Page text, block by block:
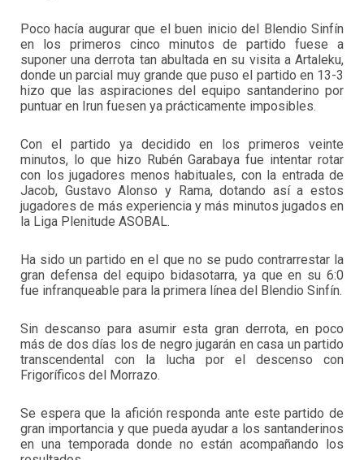
Poco hacía augurar que el buen inicio del Blendio Sinfín
en los primeros cinco minutos de partido fuese a
suponer una derrota tan abultada en su visita a Artaleku,
donde un parcial muy grande que puso el partido en 13-3
hizo que las aspiraciones del equipo santanderino por
puntuar en Irun fuesen ya prácticamente imposibles.
Con el partido ya decidido en los primeros veinte
minutos, lo que hizo Rubén Garabaya fue intentar rotar
con los jugadores menos habituales, con la entrada de
Jacob, Gustavo Alonso y Rama, dotando así a estos
jugadores de más experiencia y más minutos jugados en
la Liga Plenitude ASOBAL.
Ha sido un partido en el que no se pudo contrarrestar la
gran defensa del equipo bidasotarra, ya que en su 6:0
fue infranqueable para la primera línea del Blendio Sinfín.
Sin descanso para asumir esta gran derrota, en poco
más de dos días los de negro jugarán en casa un partido
transcendental con la lucha por el descenso con
Frigoríficos del Morrazo.
Se espera que la afición responda ante este partido de
gran importancia y que pueda ayudar a los santanderinos
en una temporada donde no están acompañando los